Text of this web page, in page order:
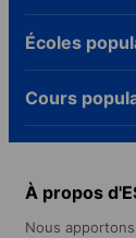
Écoles
Cours
À propos
Nous